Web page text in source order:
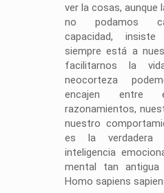
ver la cosas, aunque
no podamos
capacidad,
siempre está a
facilitarnos la
neocorteza
encajen entre
razonamientos,
nuestro
es la verdadera
inteligencia
mental tan
Homo sapiens